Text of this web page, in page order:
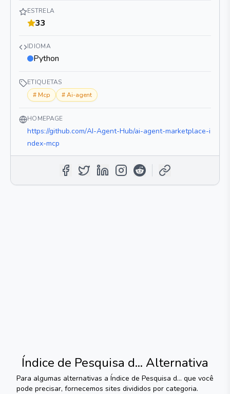
ESTRELA
33
IDIOMA
Python
ETIQUETAS
# Mcp #Ai-agent
HOMEPAGE
https://github.com/AI-Agent-Hub/ai-agent-marketplace-i
ndex-mcp
Índice de Pesquisa d... Alternativa
Para algumas alternativas a Índice de Pesquisa d... que você
pode precisar, fornecemos sites divididos por categoria.